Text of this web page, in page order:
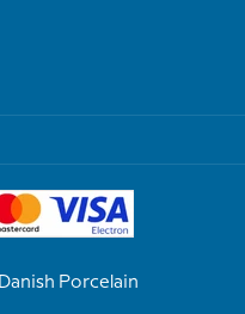
Porcelain